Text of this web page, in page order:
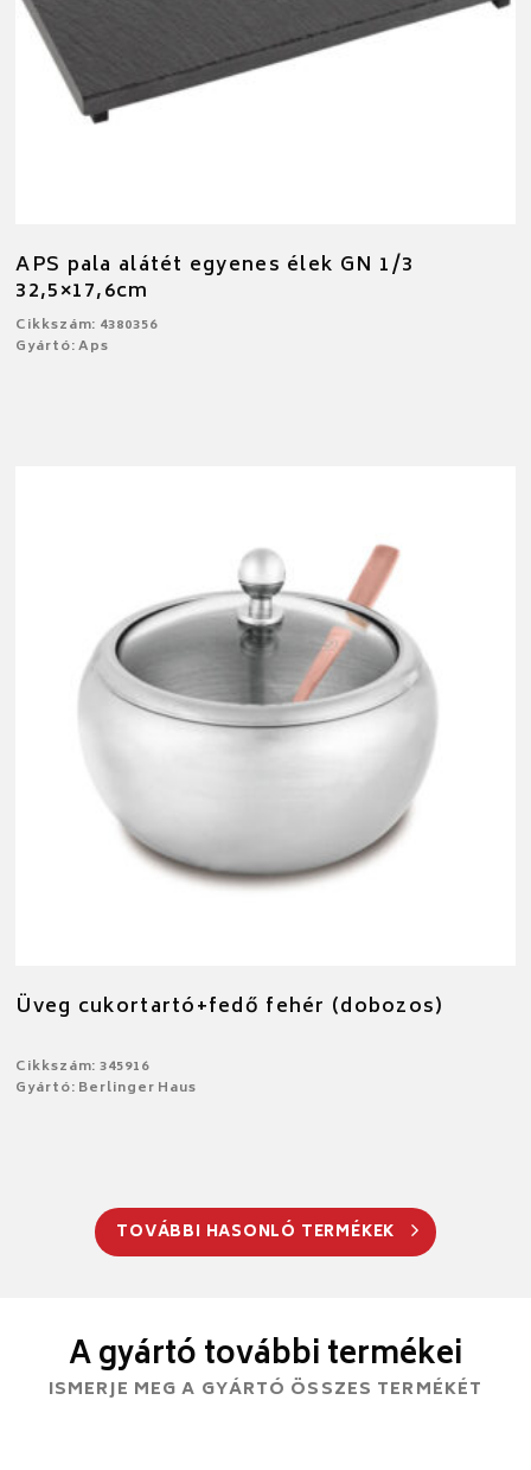
APS pala alátét egyenes élek GN 1/3
32,5×17,6cm
Cikkszám: 4380356
Gyártó: Aps
Üveg cukortartó+fedő fehér (dobozos)
Cikkszám: 345916
Gyártó: Berlinger Haus
TOVÁBBI HASONLÓ TERMÉKEK
A gyártó további termékei
ISMERJE MEG A GYÁRTÓ ÖSSZES TERMÉKÉT